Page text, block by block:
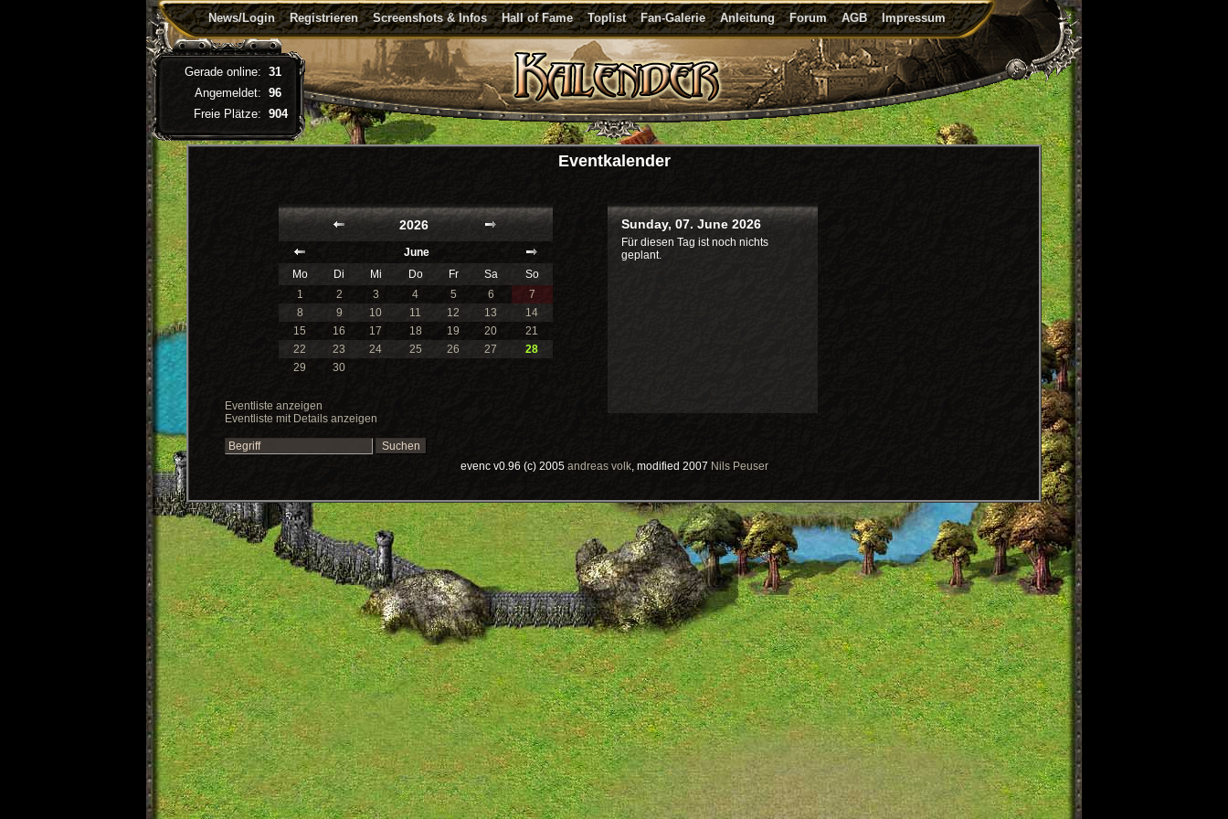
News/Login Registrieren Screenshots & Infos Hall of Fame Toplist Fan-Galerie Anleitung Forum AGB Impressum
Eventkalender
2026
June
Mo
Di Mi Do Fr Sa
So
1
2 3 4 5 6
7
8
9 10 11 12 13
14
15
16 17 18 19 20
21
22
23 24 25 26 27
28
29
30
Eventliste anzeigen
Eventliste mit Details anzeigen
Sunday, 07. June 2026
Für diesen Tag ist noch nichts
geplant.
evenc v0.96 (c) 2005 andreas volk, modified 2007 Nils Peuser
Gerade online: 31
Angemeldet: 96
Freie Plätze: 904